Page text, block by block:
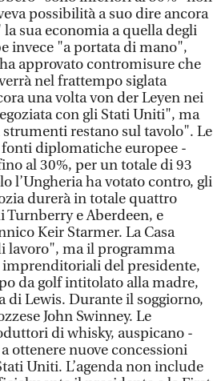
possibilità a suo dire ancora
sua economia a quella degli
invece "a portata di mano",
approvato contromisure che
nel frattempo siglata
una volta von der Leyen nei
con gli Stati Uniti", ma
restano sul tavolo". Le
diplomatiche europee -
al 30%, per un totale di 93
l’Ungheria ha votato contro, gli
durerà in totale quattro
e Aberdeen, e
Keir Starmer. La Casa
lavoro", ma il programma
imprenditoriali del presidente,
da golf intitolato alla madre,
di Lewis. Durante il soggiorno,
John Swinney. Le
di whisky, auspicano -
ottenere nuove concessioni
Uniti. L’agenda non include